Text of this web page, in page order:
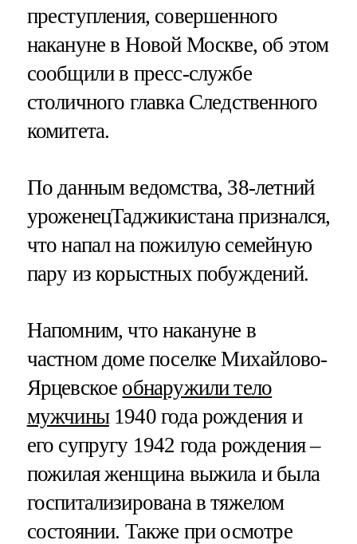
преступления, совершенного
накануне в Новой Москве, об этом
сообщили в пресс-службе
столичного главка Следственного
комитета.
По данным ведомства, 38-летний
уроженецТаджикистана признался,
что напал на пожилую семейную
пару из корыстных побуждений.
Напомним, что накануне в
частном доме поселке Михайлово-
Ярцевское обнаружили тело
мужчины1940 года рождения и
его супругу 1942 года рождения –
пожилая женщина выжила и была
госпитализирована в тяжелом
состоянии. Также при осмотре